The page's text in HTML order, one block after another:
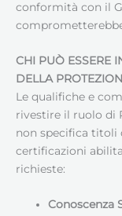
conformità con il
CHI PUÒ ESSERE
DELLA
Le qualifiche e
rivestire il ruolo di
non specifica titoli
certificazioni
richieste:
Conoscenza